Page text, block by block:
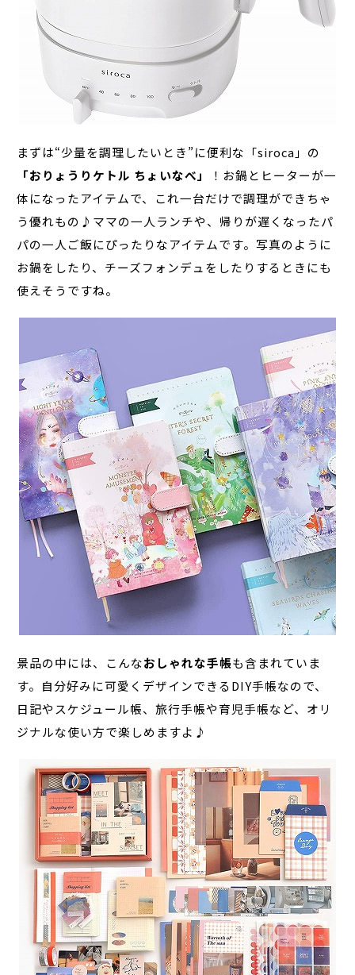
まずは“少量を調理したいとき”に便利な「siroca」の
「おりょうりケトル ちょいなべ」
！お鍋とヒーターが一
体になったアイテムで、これ一台だけで調理ができちゃ
う優れもの♪ママの一人ランチや、帰りが遅くなったパ
パの一人ご飯にぴったりなアイテムです。写真のように
お鍋をしたり、チーズフォンデュをしたりするときにも
使えそうですね。
景品の中には、こんなおしゃれな手帳も含まれていま
す。自分好みに可愛くデザインできるDIY手帳なので、
日記やスケジュール帳、旅行手帳や育児手帳など、オリ
ジナルな使い方で楽しめますよ♪